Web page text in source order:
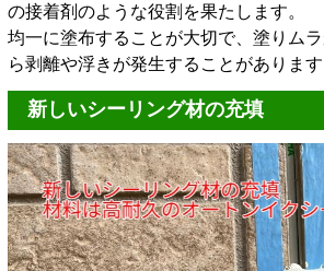
の接着剤のような役割を果たします。
均一に塗布することが大切で、塗りム
ら剥離や浮きが発生することがあります
新しいシーリング材の充填